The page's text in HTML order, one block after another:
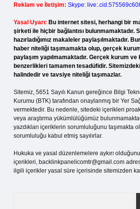
Reklam ve İletişim: Skype:
Yasal Uyarı: Bu internet sitesi, herhangi bir
şirketi ile hiçbir bağlantısı bulunmamaktadır.
hazırladığımız makaleler paylaşılmaktadır.
haber niteliği taşımamakta olup, gerçek
paylaşım yapılmamaktadır. Gerçek kurum
benzerlikleri tamamen tesadüfidir.
halindedir ve tavsiye niteliği taşımazlar.
Sitemiz, 5651 Sayılı Kanun gereğince Bilgi
Kurumu (BTK) tarafından onaylanmış bir Yer
vermektedir. Bu nedenle, sitedeki içerikleri
veya araştırma yükümlülüğümüz
yazdıkları içeriklerin sorumluluğunu taşımakta
sorumluluğu kabul etmiş sayılırlar.
Hukuka ve yasal düzenlemelere aykırı
içerikleri, backlinkpanelicomtr@gmail.com
ilgili içerikler yasal süre içerisinde sitemizden